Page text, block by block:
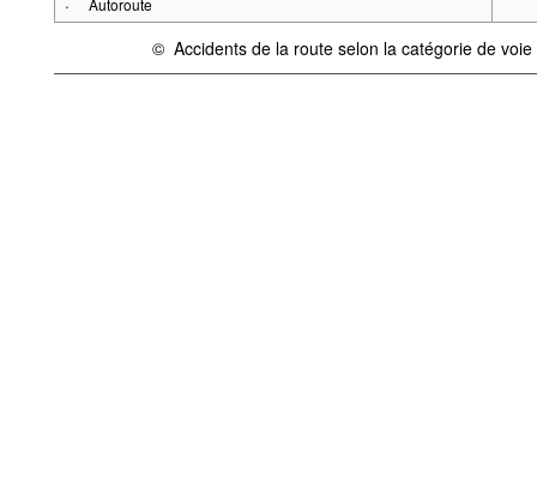
Autoroute
©
{link} Conditions d'utilisation
Accidents de la route selon la catégorie de